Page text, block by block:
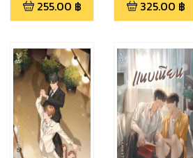
255.00 ฿ 325.00 ฿